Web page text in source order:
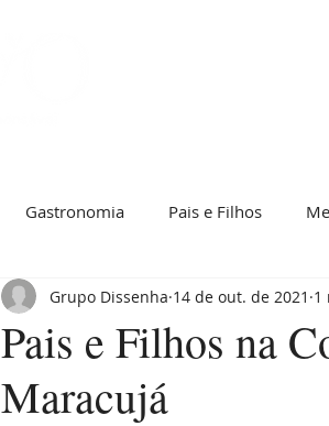
Gastronomia Pais e Filhos
Pais e Filhos na
Maracujá
Grupo Dissenha 14 de out. de 2021 1